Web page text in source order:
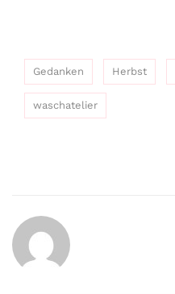
Gedanken Herbst
waschatelier